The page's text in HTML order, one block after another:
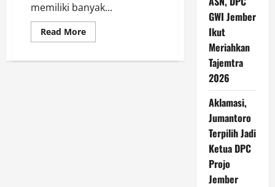
memiliki banyak...
Read MoreRead
more
Pura
GWI Jember
Ikut
Meriahkan
Tajemtra
2026
Aklamasi,
Jumantoro
Terpilih Jadi
Ketua DPC
Projo
Jember